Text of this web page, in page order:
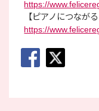
https://
【ピアノにつなが
https://